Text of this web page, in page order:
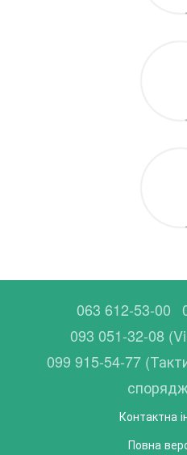
063 612-53-00
093 051-32-08
099 915-54-77
Контактна
Повна